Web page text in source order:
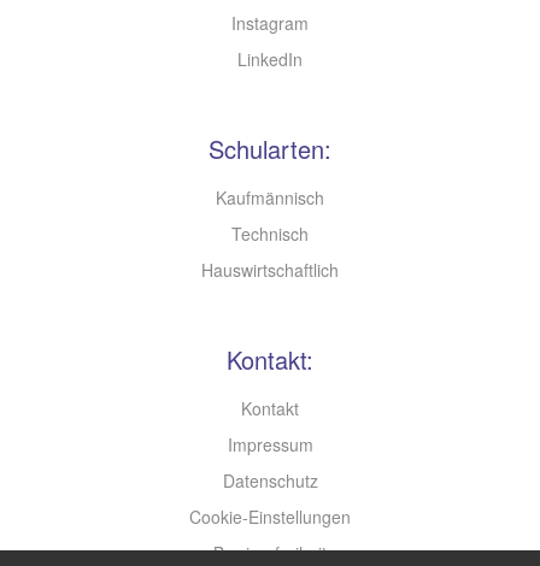
Instagram
LinkedIn
Schularten:
Kaufmännisch
Technisch
Hauswirtschaftlich
Kontakt:
Kontakt
Impressum
Datenschutz
Cookie-Einstellungen
Barrierefreiheit